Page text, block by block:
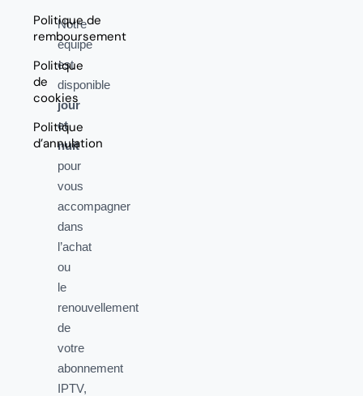
Politique de
remboursement
Politique
de
cookies
Politique
d’annulation
Notre
équipe
est
disponible
jour
et
nuit
pour
vous
accompagner
dans
l’achat
ou
le
renouvellement
de
votre
abonnement
IPTV,